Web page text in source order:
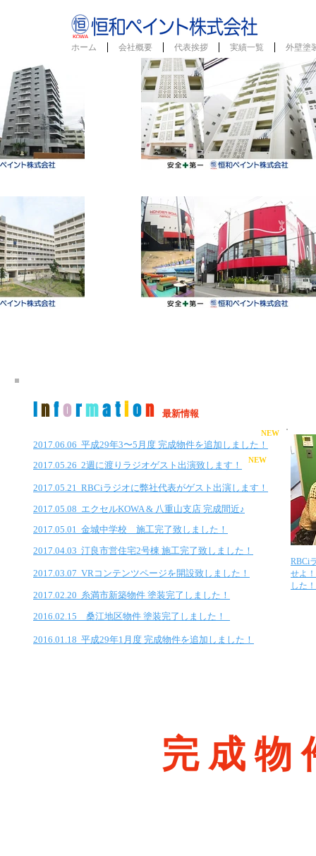
ホーム 会社概要 代表挨拶 実績一覧 外壁塗
Informa tion 最新情報
​RBCi
せよ
した！
NEW
2016.02.15 桑江地区物件 塗装完了しました！
2017.02.20 糸満市新築物件 塗装完了しました！
2017.04.03 汀良市営住宅2号棟 施工完了致しました！
2017.05.01 金城中学校 施工完了致しました！
2017.05.08 エクセルKOWA & 八重山支店 完成間近♪
2017.05.21 RBCiラジオに弊社代表がゲスト出演します！
2017.05.26 2週に渡りラジオゲスト出演致します！
2017.06.06 平成29年3〜5月度 完成物件を追加しました！
2017.03.07 VRコンテンツページを開設致しました！
NEW
2016.01.18 平成29年1月度 完成物件を追加しました！
完 成 物